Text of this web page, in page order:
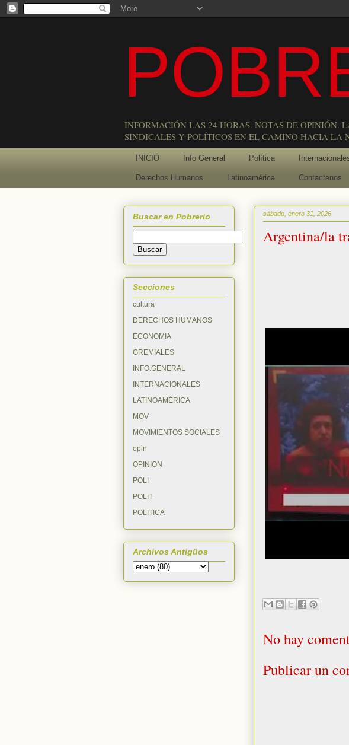
INFORMACIÓN LAS 24 HORAS. NOTAS DE OPINIÓN.
SINDICALES Y POLÍTICOS EN EL CAMINO HACIA LA
INICIO Info General Política
Derechos Humanos Latinoamérica Contactenos
sábado, enero 31, 2026
Argentina/la
No hay
Publicar un
Buscar en Pobrerío
Secciones
cultura
DERECHOS HUMANOS
ECONOMIA
GREMIALES
INFO.GENERAL
INTERNACIONALES
LATINOAMÉRICA
MOV
MOVIMIENTOS SOCIALES
opin
OPINION
POLI
POLIT
POLITICA
Archivos Antigüos